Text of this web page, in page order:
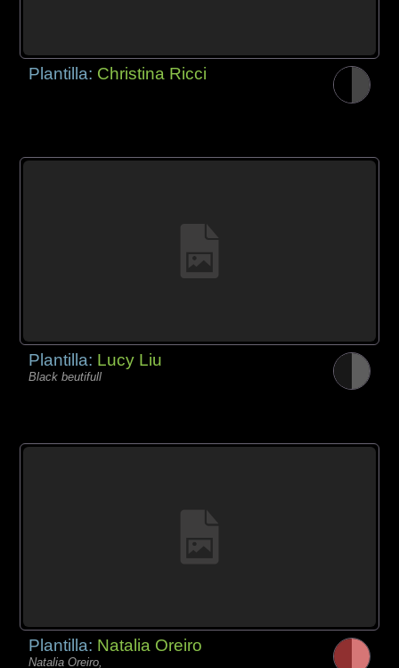
Plantilla: Christina Ricci
Plantilla: Lucy Liu
Black beutifull
Plantilla: Natalia Oreiro
Natalia Oreiro,